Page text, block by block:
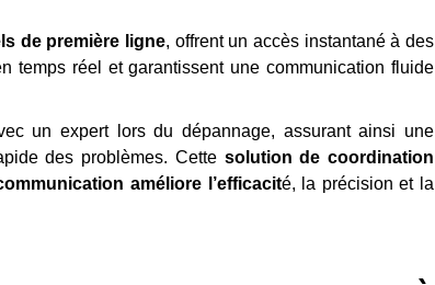
de première ligne, offrent un accès instantané à des
temps réel et garantissent une communication fluide
un expert lors du dépannage, assurant ainsi une
des problèmes. Cette solution de coordination
améliore l’efficacité, la précision et la